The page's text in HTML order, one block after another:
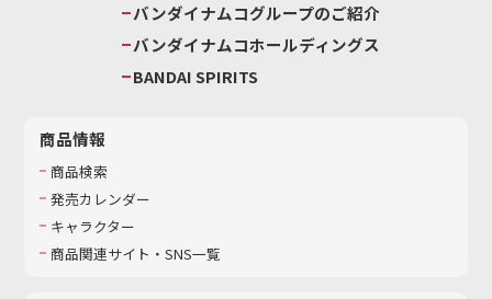
バンダイナムコグループのご紹介
バンダイナムコホールディングス
BANDAI SPIRITS
商品情報
商品検索
発売カレンダー
キャラクター
商品関連サイト・SNS一覧